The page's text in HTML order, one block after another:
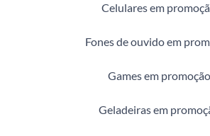
Celulares em
Fones de ouvido em
Games em promoção
Geladeiras em